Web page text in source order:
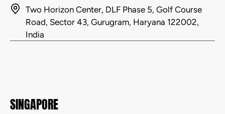
Two Horizon Center, DLF Phase 5, Golf Course
Road, Sector 43, Gurugram, Haryana 122002,
India
SINGAPORE